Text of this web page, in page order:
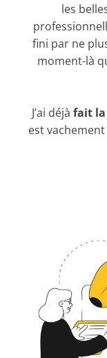
les
fini par ne
moment-là
J’ai déjà fait la
est